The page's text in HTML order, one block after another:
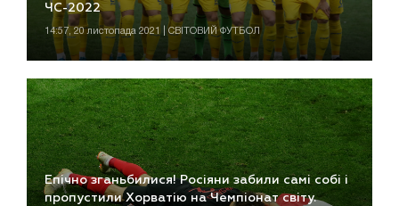
ЧС-2022
14:57, 20 листопада 2021 | СВІТОВИЙ ФУТБОЛ
Епічно зганьбилися! Росіяни забили самі собі і
пропустили Хорватію на Чемпіонат світу.